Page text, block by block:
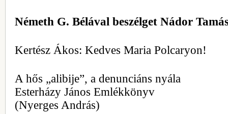
Németh G. Bélával beszélget Nádor
Kertész Ákos: Kedves Maria Polcaryon!
A hős „alibije”, a denunciáns nyála
Esterházy János Emlékkönyv
(Nyerges András)